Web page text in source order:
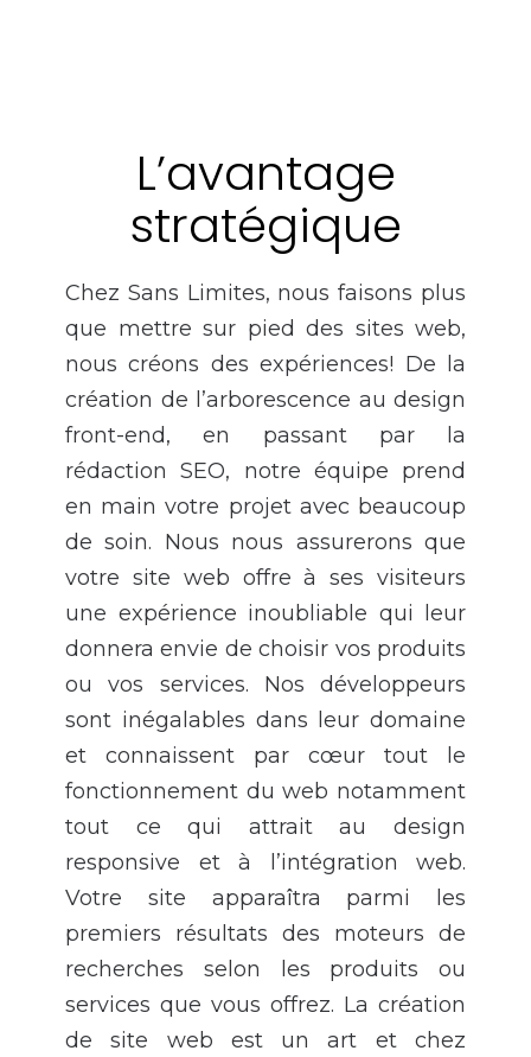
L’avantage
stratégique
Chez Sans Limites, nous faisons plus
que mettre sur pied des sites web,
nous créons des expériences! De la
création de l’arborescence au design
front-end, en passant par la
rédaction SEO, notre équipe prend
en main votre projet avec beaucoup
de soin. Nous nous assurerons que
votre site web offre à ses visiteurs
une expérience inoubliable qui leur
donnera envie de choisir vos produits
ou vos services. Nos développeurs
sont inégalables dans leur domaine
et connaissent par cœur tout le
fonctionnement du web notamment
tout ce qui attrait au design
responsive et à l’intégration web.
Votre site apparaîtra parmi les
premiers résultats des moteurs de
recherches selon les produits ou
services que vous offrez. La création
de site web est un art et chez